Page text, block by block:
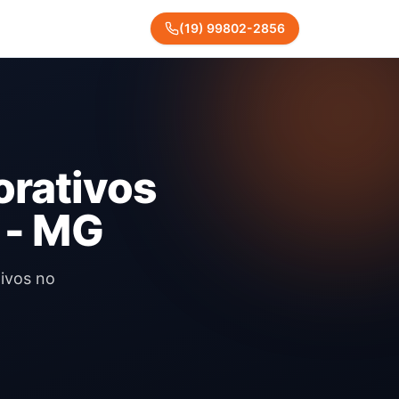
(19) 99802-2856
MG
no